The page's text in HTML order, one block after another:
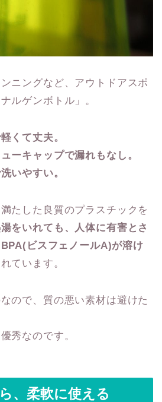
ニングなど、アウトドアスポ
ルゲンボトル」。
くて丈夫。
ーキャップで漏れもなし。
いやすい。
たした良質のプラスチックを
をいれても、人体に有害とさ
ビスフェノールA)が溶け
ています。
ので、質の悪い素材は避けた
秀なのです。
、柔軟に使える